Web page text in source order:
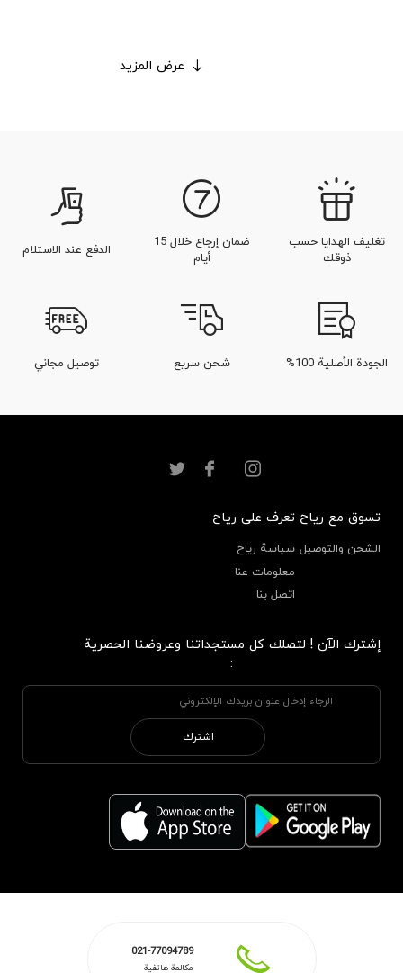
عرض المزيد
تغليف الهدايا حسب
ذوقك
ضمان إرجاع خلال 15
أيام
الدفع عند الاستلام
الجودة الأصلية 100% شحن سريع توصيل مجاني
تسوق مع رياح
الشحن والتوصيل
تعرف على رياح
سياسة رياح
معلومات عنا
اتصل بنا
إشترك الآن ! لتصلك كل مستجداتنا وعروضنا الحصرية
:
اشترك
021-77094789
مكالمة هاتفية